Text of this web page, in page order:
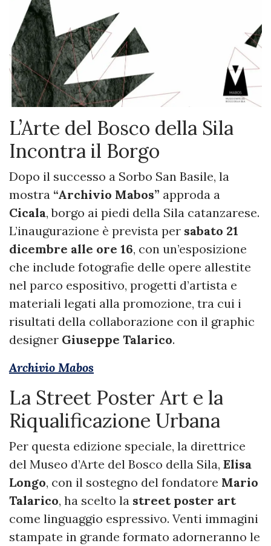
L’Arte del Bosco della Sila
Incontra il Borgo
Dopo il successo a Sorbo San Basile, la
mostra “Archivio Mabos” approda a
Cicala, borgo ai piedi della Sila catanzarese.
L’inaugurazione è prevista per sabato 21
dicembre alle ore 16, con un’esposizione
che include fotografie delle opere allestite
nel parco espositivo, progetti d’artista e
materiali legati alla promozione, tra cui i
risultati della collaborazione con il graphic
designer Giuseppe Talarico.
Archivio Mabos
La Street Poster Art e la
Riqualificazione Urbana
Per questa edizione speciale, la direttrice
del Museo d’Arte del Bosco della Sila, Elisa
Longo, con il sostegno del fondatore Mario
Talarico, ha scelto la street poster art
come linguaggio espressivo. Venti immagini
stampate in grande formato adorneranno le